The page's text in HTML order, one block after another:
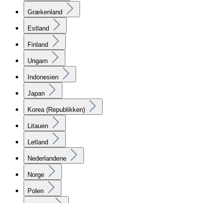
Grækenland
Estland
Finland
Ungarn
Indonesien
Japan
Korea (Republikken)
Litauen
Letland
Nederlandene
Norge
Polen